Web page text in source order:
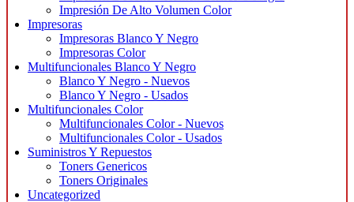
Impresión De Alto Volumen Color
Impresoras
Impresoras Blanco Y Negro
Impresoras Color
Multifuncionales Blanco Y Negro
Blanco Y Negro - Nuevos
Blanco Y Negro - Usados
Multifuncionales Color
Multifuncionales Color - Nuevos
Multifuncionales Color - Usados
Suministros Y Repuestos
Toners Genericos
Toners Originales
Uncategorized